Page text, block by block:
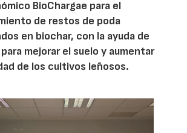
BioChargae para el
de restos de poda
en biochar, con la ayuda de
mejorar el suelo y aumentar
de los cultivos leñosos.